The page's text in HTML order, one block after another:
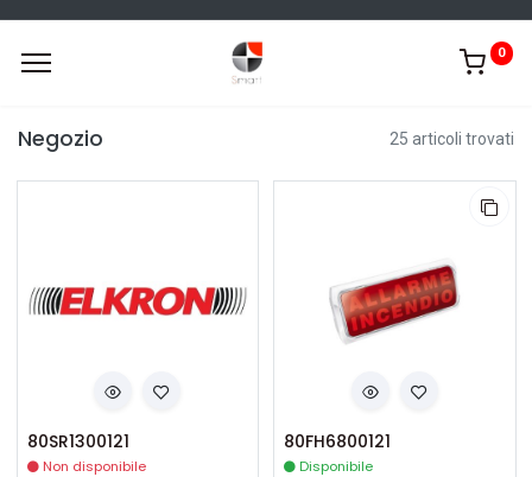
0
Negozio 25 articoli trovati
80SR1300121
Non disponibile
80FH6800121
Disponibile